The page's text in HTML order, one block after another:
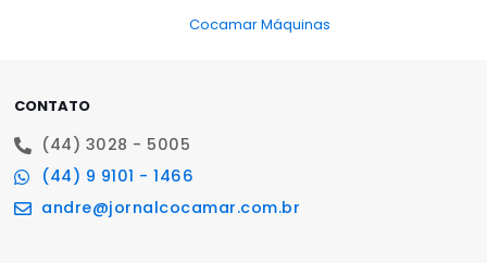
Cocamar Máquinas
CONTATO
(44) 3028 - 5005
(44) 9 9101 - 1466
andre@jornalcocamar.com.br